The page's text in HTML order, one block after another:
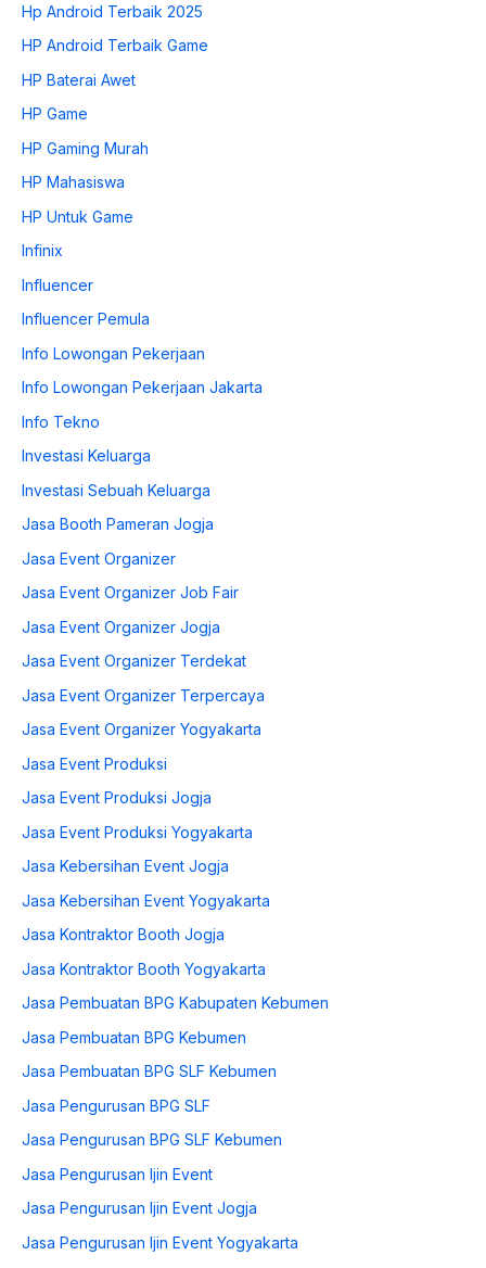
Hp Android Terbaik 2025
HP Android Terbaik Game
HP Baterai Awet
HP Game
HP Gaming Murah
HP Mahasiswa
HP Untuk Game
Infinix
Influencer
Influencer Pemula
Info Lowongan Pekerjaan
Info Lowongan Pekerjaan Jakarta
Info Tekno
Investasi Keluarga
Investasi Sebuah Keluarga
Jasa Booth Pameran Jogja
Jasa Event Organizer
Jasa Event Organizer Job Fair
Jasa Event Organizer Jogja
Jasa Event Organizer Terdekat
Jasa Event Organizer Terpercaya
Jasa Event Organizer Yogyakarta
Jasa Event Produksi
Jasa Event Produksi Jogja
Jasa Event Produksi Yogyakarta
Jasa Kebersihan Event Jogja
Jasa Kebersihan Event Yogyakarta
Jasa Kontraktor Booth Jogja
Jasa Kontraktor Booth Yogyakarta
Jasa Pembuatan BPG Kabupaten Kebumen
Jasa Pembuatan BPG Kebumen
Jasa Pembuatan BPG SLF Kebumen
Jasa Pengurusan BPG SLF
Jasa Pengurusan BPG SLF Kebumen
Jasa Pengurusan Ijin Event
Jasa Pengurusan Ijin Event Jogja
Jasa Pengurusan Ijin Event Yogyakarta